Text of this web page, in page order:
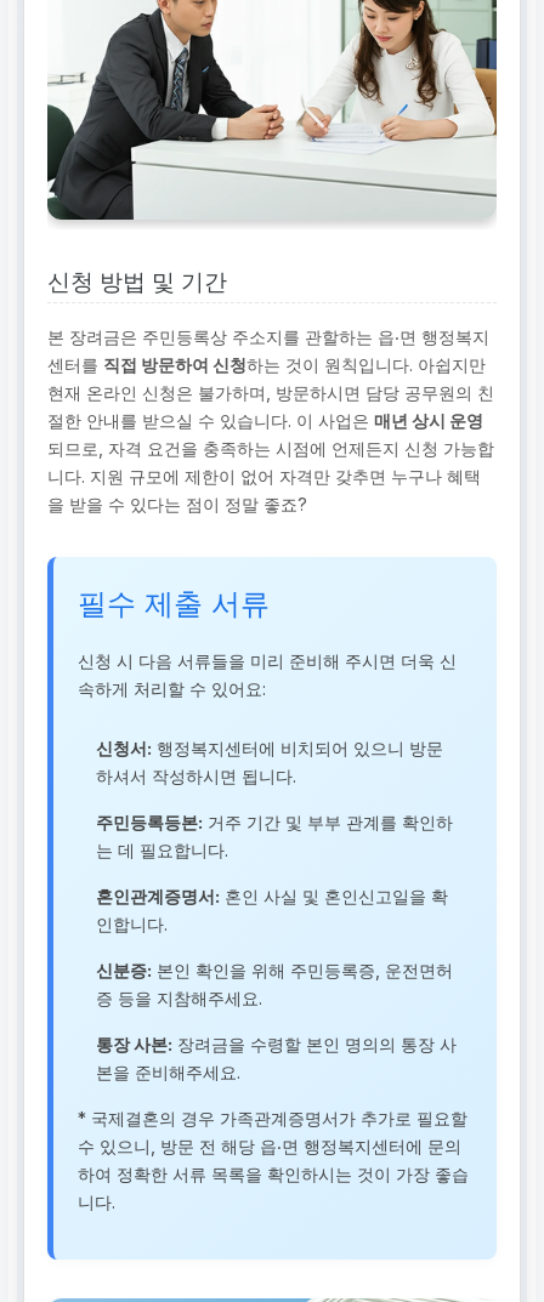
신청 방법 및 기간
본 장려금은 주민등록상 주소지를 관할하는 읍‧면 행정복지
센터를 직접 방문하여 신청하는 것이 원칙입니다. 아쉽지만
현재 온라인 신청은 불가하며, 방문하시면 담당 공무원의 친
절한 안내를 받으실 수 있습니다. 이 사업은매년 상시 운영
되므로, 자격 요건을 충족하는 시점에 언제든지 신청 가능합
니다. 지원 규모에 제한이 없어 자격만 갖추면 누구나 혜택
을 받을 수 있다는 점이 정말 좋죠?
필수 제출 서류
신청 시 다음 서류들을 미리 준비해 주시면 더욱 신
속하게 처리할 수 있어요:
신청서: 행정복지센터에 비치되어 있으니 방문
하셔서 작성하시면 됩니다.
주민등록등본: 거주 기간 및 부부 관계를 확인하
는 데 필요합니다.
혼인관계증명서: 혼인 사실 및 혼인신고일을 확
인합니다.
신분증: 본인 확인을 위해 주민등록증, 운전면허
증 등을 지참해주세요.
통장 사본: 장려금을 수령할 본인 명의의 통장 사
본을 준비해주세요.
* 국제결혼의 경우 가족관계증명서가 추가로 필요할
수 있으니, 방문 전 해당 읍‧면 행정복지센터에 문의
하여 정확한 서류 목록을 확인하시는 것이 가장 좋습
니다.